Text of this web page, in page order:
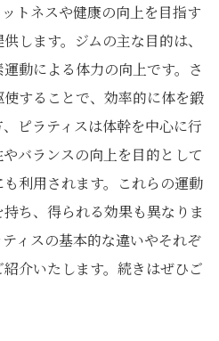
トネスや健康の向上を目指す
します。ジムの主な目的は、
動による体力の向上です。さ
することで、効率的に体を鍛
ピラティスは体幹を中心に行
バランスの向上を目的として
利用されます。これらの運動
ち、得られる効果も異なりま
ィスの基本的な違いやそれぞ
介いたします。続きはぜひご